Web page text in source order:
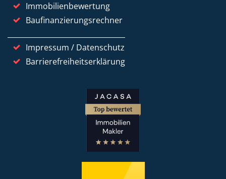
Immobilienbewertung
Baufinanzierungsrechner
Impressum / Datenschutz
Barrierefreiheitserklärung